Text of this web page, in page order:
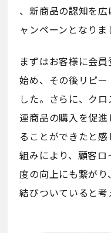
、新商品の認知を
ャンペーンとなりま
まずはお客様に会
始め、その後リピ
した。さらに、ク
連商品の購入を促
ることができたと
組みにより、顧客
度の向上にも繋が
結びついていると考